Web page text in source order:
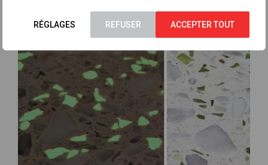
RÉGLAGES REFUSER ACCEPTER TOUT